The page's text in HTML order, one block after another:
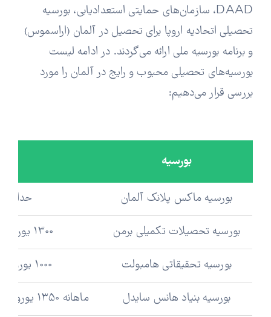
DAAD، سازمان‌های حمایتی استعدادیابی، بورسیه
تحصیلی اتحادیه اروپا برای تحصیل در آلمان (اراسموس)
و برنامه بورسیه ملی ارائه می‌گردند. در ادامه لیست
بورسیه‌های تحصیلی محبوب و رایج در آلمان را مورد
بررسی قرار می‌دهیم:
بورسیه
بورسیه ماکس پلانک آلمان حداقل 1700 یورو در ماه
بورسیه تحصیلات تکمیلی برمن 1300 یورو در ماه (به مدت 36 ماه)
بورسیه تحقیقاتی هامبولت 1000 یورو در ماه (به مدت 36 ماه)
بورسیه بنیاد هانس سایدل ماهانه 1350 یورو + 100 یورو کمک هزینه تحقیقاتی